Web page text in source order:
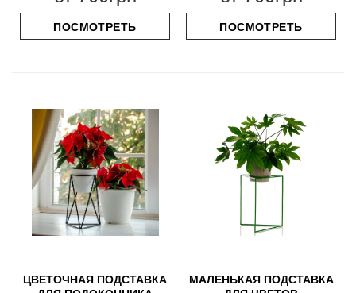
ПОСМОТРЕТЬ ПОСМОТРЕТЬ
ЦВЕТОЧНАЯ ПОДСТАВКА
МАЛЕНЬКАЯ ПОДСТАВКА